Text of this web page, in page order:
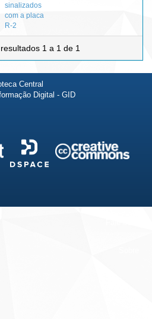
sinalizados
com a placa
R-2
1 a 1 de 1
Central
Digital - GID